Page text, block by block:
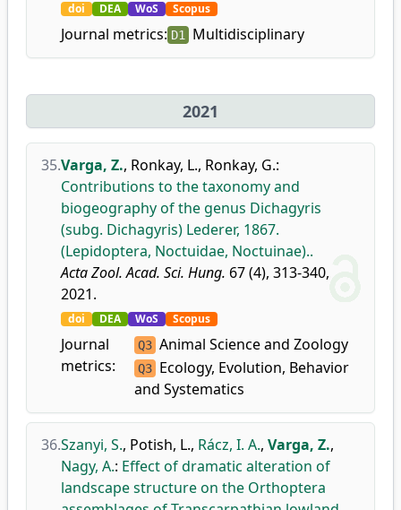
doi DEA WoS Scopus
Journal metrics: D1 Multidisciplinary
2021
35.Varga, Z., Ronkay, L., Ronkay, G.:
Contributions to the taxonomy and
biogeography of the genus Dichagyris
(subg. Dichagyris) Lederer, 1867.
(Lepidoptera, Noctuidae, Noctuinae)..
Acta Zool. Acad. Sci. Hung. 67 (4), 313-340,
2021.
doi DEA WoS Scopus
Journal
metrics:
Q3 Animal Science and Zoology
Q3 Ecology, Evolution, Behavior
and Systematics
36.Szanyi, S., Potish, L., Rácz, I. A., Varga, Z.,
Nagy, A.: Effect of dramatic alteration of
landscape structure on the Orthoptera